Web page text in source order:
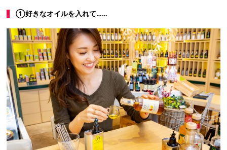
①好きなオイルを入れて……